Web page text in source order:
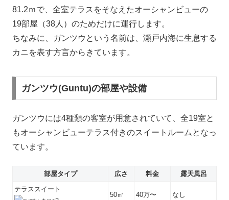
81.2ｍで、全室テラスをそなえたオーシャンビューの
19部屋（38人）のためだけに運行します。
ちなみに、ガンツウという名前は、瀬戸内海に生息する
カニを表す方言からきています。
ガンツウ(Guntu)の部屋や設備
ガンツウには4種類の客室が用意されていて、全19室と
もオーシャンビューテラス付きのスイートルームとなっ
ています。
部屋タイプ 広さ 料金
露天風呂
テラススイート
50㎡ 40万〜 なし